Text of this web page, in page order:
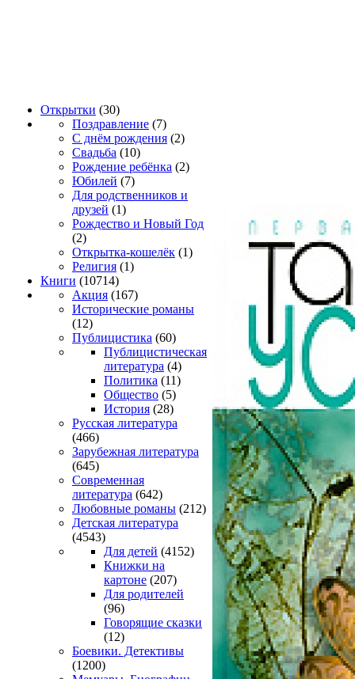
Открытки (30)
Поздравление (7)
С днём рождения (2)
Свадьба (10)
Рождение ребёнка (2)
Юбилей (7)
Для родственников и
друзей (1)
Рождество и Новый Год
(2)
Открытка-кошелёк (1)
Религия (1)
Книги (10714)
Акция (167)
Исторические романы
(12)
Публицистика (60)
Публицистическая
литература (4)
Политика (11)
Общество (5)
История (28)
Русская литература
(466)
Зарубежная литература
(645)
Современная
литература (642)
Любовные романы (212)
Детская литература
(4543)
Для детей (4152)
Книжки на
картоне (207)
Для родителей
(96)
Говорящие сказки
(12)
Боевики. Детективы
(1200)